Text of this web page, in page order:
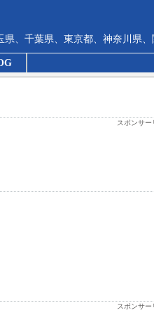
、千葉県、東京都、神奈川県
スポンサー
スポンサー